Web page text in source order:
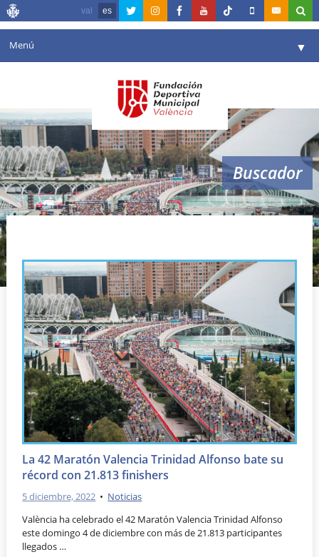
val es
Menú ▼
Agenda
Instalaciones ▼
Comunicación ▼
Valencia en deporte ▼
Reservas
Buscador
42 Maratón Valencia Trinidad Alfonso
La 42 Maratón Valencia Trinidad Alfonso bate su
récord con 21.813 finishers
5 diciembre, 2022 • Noticias
València ha celebrado el 42 Maratón Valencia Trinidad Alfonso
este domingo 4 de diciembre con más de 21.813 participantes
llegados …